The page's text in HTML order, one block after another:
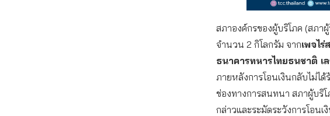
สภาองค์กรของผู้บริโภค (สภา
จำนวน 2 กิโลกรัม จากเพจไ
ธนาคารทหารไทยธนชาติ
ภายหลังการโอนเงินกลับไม่ไ
ช่องทางการสนทนา สภาผู้บริโ
กล่าวและระมัดระวังการโอน